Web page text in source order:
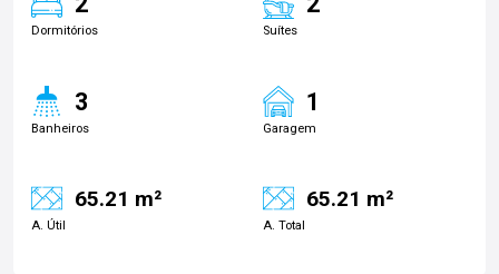
Dormitórios Suítes
3
Banheiros
1
Garagem
65.21 m²
A. Útil
65.21 m²
A. Total